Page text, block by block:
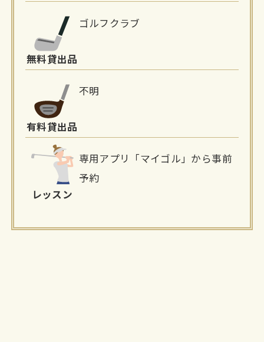
無料貸出品
ゴルフクラブ
有料貸出品
不明
レッスン
専用アプリ「マイゴル」から事前
予約